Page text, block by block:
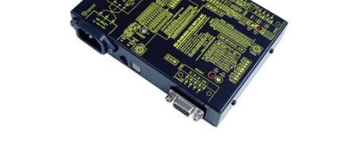
お問い合わせ